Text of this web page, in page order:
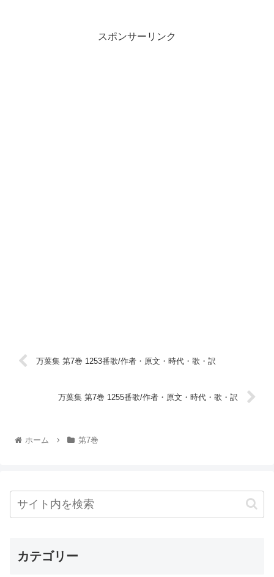
スポンサーリンク
万葉集 第7巻 1253番歌/作者・原文・時代・歌・訳
万葉集 第7巻 1255番歌/作者・原文・時代・歌・訳
ホーム 第7巻
カテゴリー